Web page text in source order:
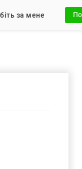
за мене